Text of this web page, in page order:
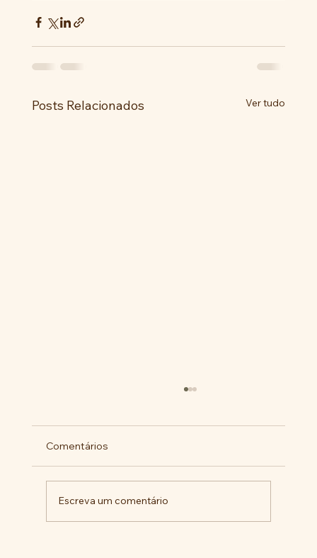
Posts Relacionados Ver tudo
Comentários
Escreva um comentário